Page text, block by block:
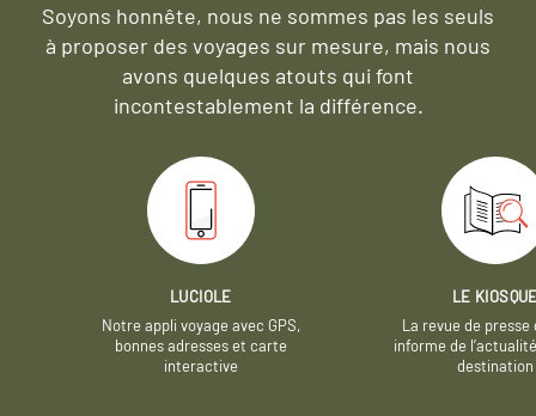
Soyons honnête, nous ne sommes pas les seuls
à proposer des voyages sur mesure, mais nous
avons quelques atouts qui font
incontestablement la différence.
LUCIOLE
Notre appli voyage avec GPS,
bonnes adresses et carte
interactive
LE
La revue de presse
informe de
destination